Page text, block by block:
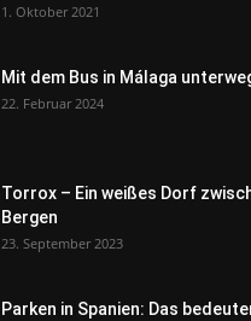
1. Oktober 2021
Mit dem Bus in Málaga
22. Februar 2024
Torrox – Ein weißes Dorf
Bergen
23. September 2023
Parken in Spanien: Das